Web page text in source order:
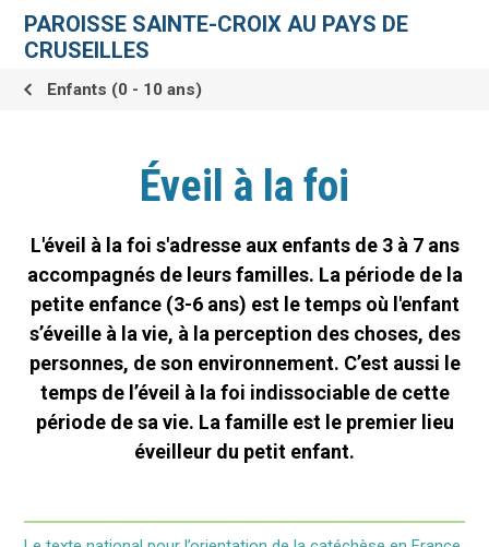
contenu.
navigation
personnelsPAROISSE SAINTE-CROIX AU PAYS DE
CRUSEILLES
Enfants (0 - 10 ans)
Éveil à la foi
L'éveil à la foi s'adresse aux enfants de 3 à 7 ans
accompagnés de leurs familles. La période de la
petite enfance (3-6 ans) est le temps où l'enfant
s’éveille à la vie, à la perception des choses, des
personnes, de son environnement. C’est aussi le
temps de l’éveil à la foi indissociable de cette
période de sa vie. La famille est le premier lieu
éveilleur du petit enfant.